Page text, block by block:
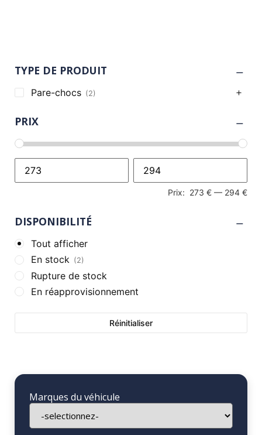
TYPE DE PRODUIT
Pare-chocs (2)
PRIX
Prix: 273 € — 294 €
DISPONIBILITÉ
Tout afficher
En stock (2)
Rupture de stock
En réapprovisionnement
Réinitialiser
Marques du véhicule